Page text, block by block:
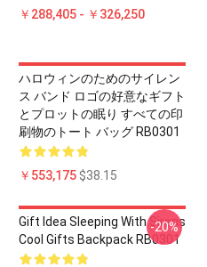
￥288,405 - ￥326,250
ハロウィンのためのサイレン
ス バンド ロゴの好意なギフト
とプロットの眠り すべての印
刷物のトート バッグ RB0301
￥553,175$38.15
Gift Idea Sleeping With Sirens
Cool Gifts Backpack RB0301
-20%